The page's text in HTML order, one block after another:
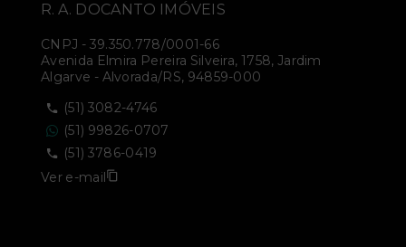
R. A. DOCANTO IMÓVEIS
CNPJ - 39.350.778/0001-66
Avenida Elmira Pereira Silveira, 1758, Jardim
Algarve - Alvorada/RS, 94859-000
(51) 3082-4746
(51) 99826-0707
(51) 3786-0419
Ver e-mail